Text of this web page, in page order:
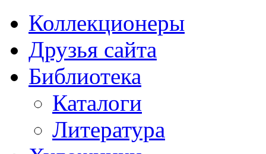
Коллекционеры
Друзья сайта
Библиотека
Каталоги
Литература